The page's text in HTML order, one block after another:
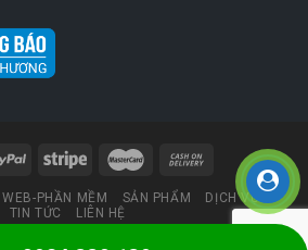
WEB-PHẦN MỀM SẢN PHẨM
DỊCH VỤ
TIN TỨC
LIÊN HỆ